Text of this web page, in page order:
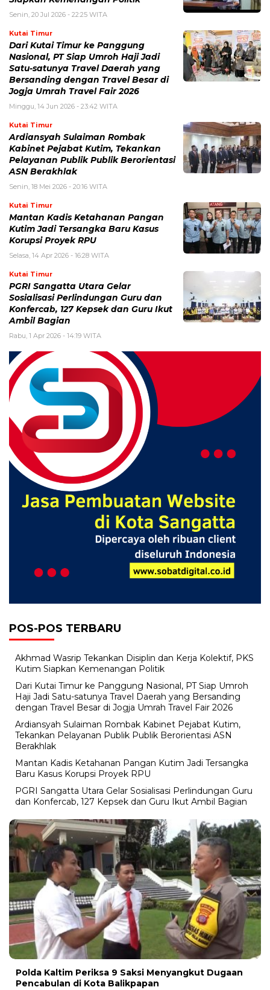
Senin, 20 Jul 2026 - 22:25 WITA
Kutai Timur
Dari Kutai Timur ke Panggung
Nasional, PT Siap Umroh Haji Jadi
Satu-satunya Travel Daerah yang
Bersanding dengan Travel Besar di
Jogja Umrah Travel Fair 2026
Minggu, 14 Jun 2026 - 23:42 WITA
Kutai Timur
Ardiansyah Sulaiman Rombak
Kabinet Pejabat Kutim, Tekankan
Pelayanan Publik Publik Berorientasi
ASN Berakhlak
Senin, 18 Mei 2026 - 20:16 WITA
Kutai Timur
Mantan Kadis Ketahanan Pangan
Kutim Jadi Tersangka Baru Kasus
Korupsi Proyek RPU
Selasa, 14 Apr 2026 - 16:28 WITA
Kutai Timur
PGRI Sangatta Utara Gelar
Sosialisasi Perlindungan Guru dan
Konfercab, 127 Kepsek dan Guru Ikut
Ambil Bagian
Rabu, 1 Apr 2026 - 14:19 WITA
POS-POS TERBARU
Akhmad Wasrip Tekankan Disiplin dan Kerja Kolektif, PKS
Kutim Siapkan Kemenangan Politik
Dari Kutai Timur ke Panggung Nasional, PT Siap Umroh
Haji Jadi Satu-satunya Travel Daerah yang Bersanding
dengan Travel Besar di Jogja Umrah Travel Fair 2026
Ardiansyah Sulaiman Rombak Kabinet Pejabat Kutim,
Tekankan Pelayanan Publik Publik Berorientasi ASN
Berakhlak
Mantan Kadis Ketahanan Pangan Kutim Jadi Tersangka
Baru Kasus Korupsi Proyek RPU
PGRI Sangatta Utara Gelar Sosialisasi Perlindungan Guru
dan Konfercab, 127 Kepsek dan Guru Ikut Ambil Bagian
Polda Kaltim Periksa 9 Saksi Menyangkut Dugaan
Pencabulan di Kota Balikpapan